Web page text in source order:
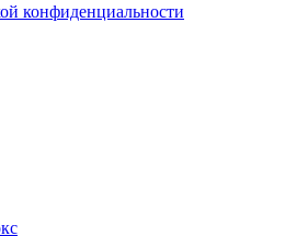
конфиденциальности